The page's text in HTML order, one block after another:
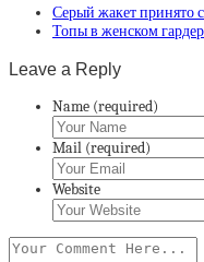
Серый жакет принято
Топы в женском
Leave a Reply
Name (required)
Mail (required)
Website